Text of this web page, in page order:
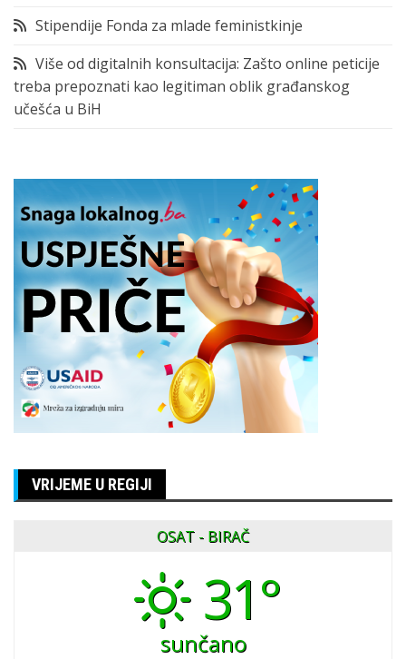
Stipendije Fonda za mlade feministkinje
Više od digitalnih konsultacija: Zašto online peticije
treba prepoznati kao legitiman oblik građanskog
učešća u BiH
VRIJEME U REGIJI
OSAT - BIRAČ
31°
sunčano